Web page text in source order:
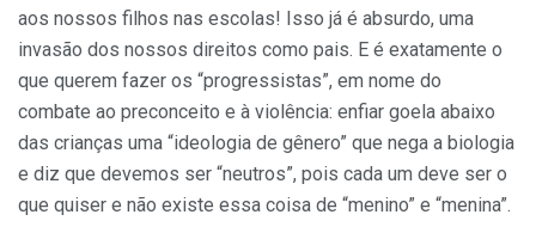
aos nossos filhos nas escolas! Isso já é absurdo, uma
invasão dos nossos direitos como pais. E é exatamente o
que querem fazer os “progressistas”, em nome do
combate ao preconceito e à violência: enfiar goela abaixo
das crianças uma “ideologia de gênero” que nega a biologia
e diz que devemos ser “neutros”, pois cada um deve ser o
que quiser e não existe essa coisa de “menino” e “menina”.